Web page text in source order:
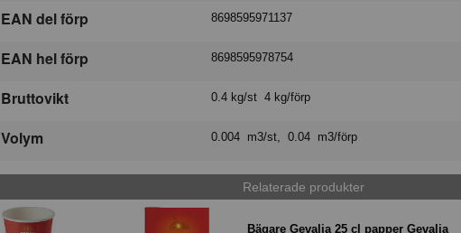
EAN del förp 8698595971137
EAN hel förp 8698595978754
Bruttovikt 0.4 kg/st 4 kg/förp
Volym 0.004 m3/st, 0.04 m3/förp
Relaterade produkter
Bägare Gevalia 25 cl papper Gevalia